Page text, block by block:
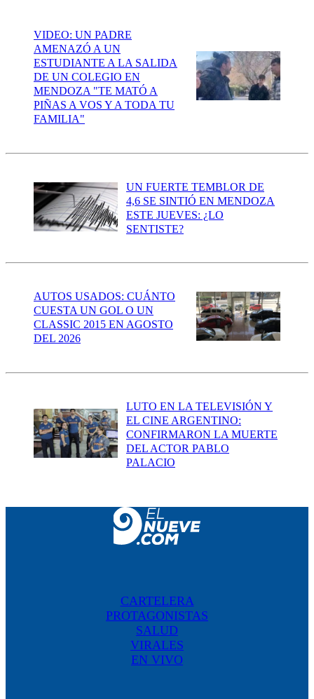
VIDEO: UN PADRE
AMENAZÓ A UN
ESTUDIANTE A LA SALIDA
DE UN COLEGIO EN
MENDOZA "TE MATÓ A
PIÑAS A VOS Y A TODA TU
FAMILIA"
UN FUERTE TEMBLOR DE
4,6 SE SINTIÓ EN MENDOZA
ESTE JUEVES: ¿LO
SENTISTE?
AUTOS USADOS: CUÁNTO
CUESTA UN GOL O UN
CLASSIC 2015 EN AGOSTO
DEL 2026
LUTO EN LA TELEVISIÓN Y
EL CINE ARGENTINO:
CONFIRMARON LA MUERTE
DEL ACTOR PABLO
PALACIO
CARTELERA
PROTAGONISTAS
SALUD
VIRALES
EN VIVO